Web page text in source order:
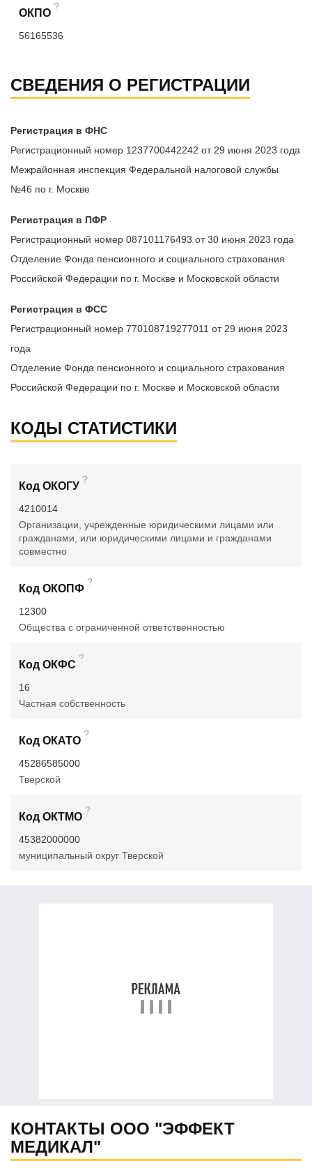
ОКПО
?
56165536
СВЕДЕНИЯ О РЕГИСТРАЦИИ
Регистрация в ФНС
Регистрационный номер 1237700442242 от 29 июня 2023 года
Межрайонная инспекция Федеральной налоговой службы
№46 по г. Москве
Регистрация в ПФР
Регистрационный номер 087101176493 от 30 июня 2023 года
Отделение Фонда пенсионного и социального страхования
Российской Федерации по г. Москве и Московской области
Регистрация в ФСС
Регистрационный номер 770108719277011 от 29 июня 2023
года
Отделение Фонда пенсионного и социального страхования
Российской Федерации по г. Москве и Московской области
КОДЫ СТАТИСТИКИ
Код ОКОГУ
?
4210014
Организации, учрежденные юридическими лицами или
гражданами, или юридическими лицами и гражданами
совместно
Код ОКОПФ
?
12300
Общества с ограниченной ответственностью
Код ОКФС
?
16
Частная собственность
Код ОКАТО
?
45286585000
Тверской
Код ОКТМО
?
45382000000
муниципальный округ Тверской
КОНТАКТЫ ООО "ЭФФЕКТ
МЕДИКАЛ"